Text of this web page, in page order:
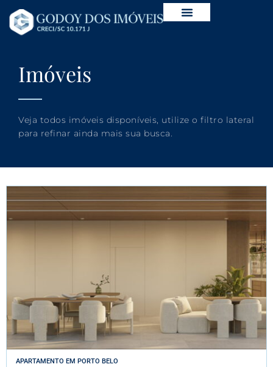
Imóveis
Veja todos imóveis disponíveis, utilize o filtro lateral
para refinar ainda mais sua busca.
APARTAMENTO EM PORTO BELO